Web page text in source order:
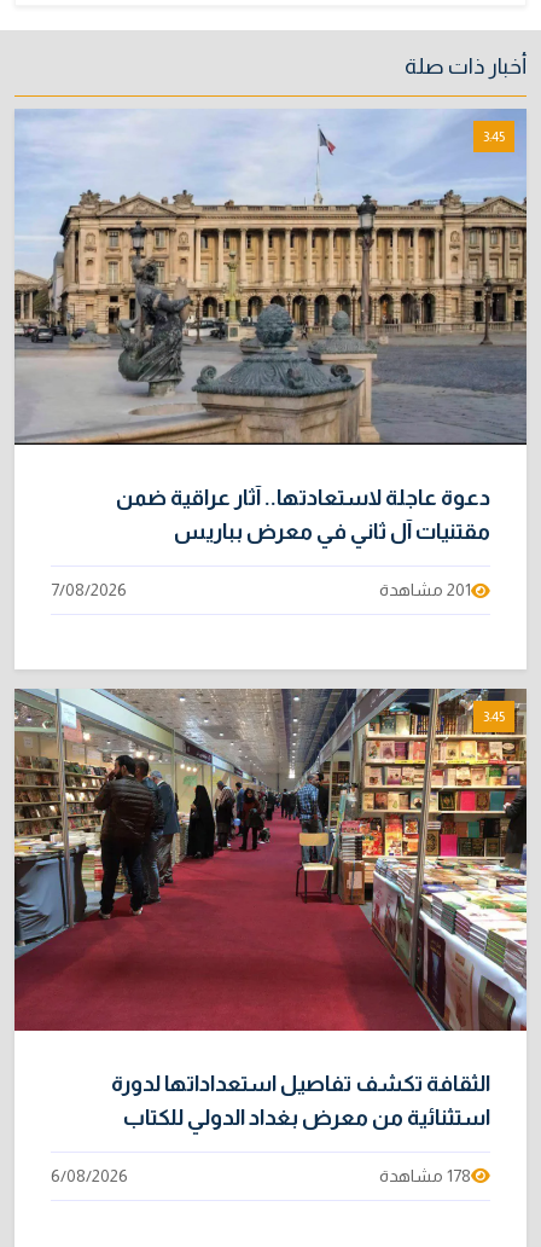
31/07/2026
8
إتلاف أكثر من 106 كغم مخدرات و22 ألف قرص في
بغداد
9
نائبة تحذر من اضطرابات بسبب تأخّر دفع رواتب
الموظفين
4/08/2026
10 خطر "إيبولا" يتضاعف.. ارتفاع عدد الإصابات
بالفيروس إلى 3748
3/08/2026
أخبار ذات صلة
3:45
دعوة عاجلة لاستعادتها.. آثار عراقية ضمن
مقتنيات آل ثاني في معرض بباريس
201 مشاهدة 7/08/2026
3:45
الثقافة تكشف تفاصيل استعداداتها لدورة
استثنائية من معرض بغداد الدولي للكتاب
178 مشاهدة 6/08/2026